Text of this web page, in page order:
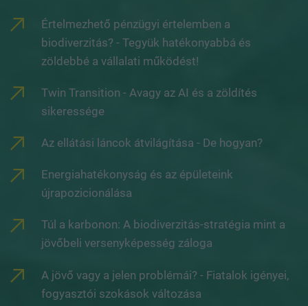
Értelmezhető pénzügyi értelemben a
biodiverzitás? - Tegyük hatékonyabbá és
zöldebbé a vállalati működést!
Twin Transition - Avagy az AI és a zöldítés
sikeressége
Az ellátási láncok átvilágítása - De hogyan?
Energiahatékonyság és az épületeink
újrapozicionálása
Túl a karbonon: A biodiverzitás-stratégia mint a
jövőbeli versenyképesség záloga
A jövő vagy a jelen problémái? - Fiatalok igényei,
fogyasztói szokások változása